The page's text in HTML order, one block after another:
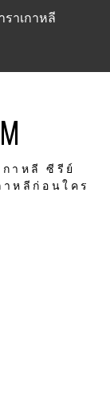
ราเกาหลี
าหลี ซีรีย์
หลีก่อนใคร